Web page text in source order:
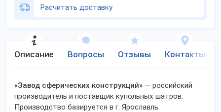
Расчитать доставку
Описание Вопросы Отзывы Контакты
«Завод сферических конструкций» — российский
производитель и поставщик купольных шатров.
Производство базируется в г. Ярославль.